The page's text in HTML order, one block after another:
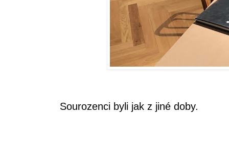
Sourozenci byli jak z jiné doby.